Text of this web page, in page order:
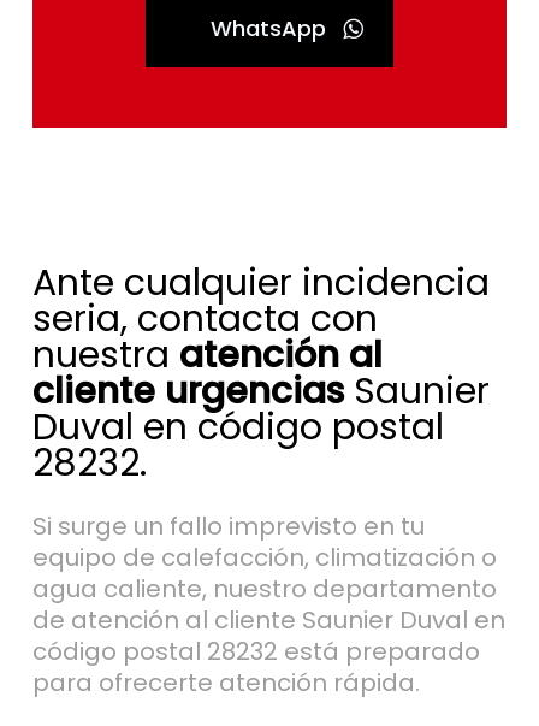
WhatsApp
Ante cualquier incidencia
seria, contacta con
nuestra atención al
cliente urgenciasSaunier
Duval en código postal
28232.
Si surge un fallo imprevisto en tu
equipo de calefacción, climatización o
agua caliente, nuestro departamento
de atención al cliente Saunier Duval en
código postal 28232 está preparado
para ofrecerte atención rápida.